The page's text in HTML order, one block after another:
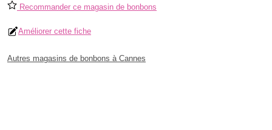
Recommander ce magasin de bonbons
Améliorer cette fiche
Autres magasins de bonbons à Cannes